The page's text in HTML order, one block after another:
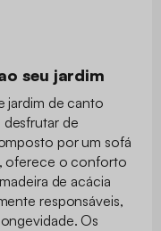
seu jardim
jardim de canto
de
por um sofá
oferece o conforto
de acácia
responsáveis,
Os